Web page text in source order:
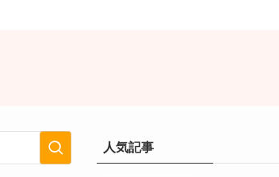
人気記事